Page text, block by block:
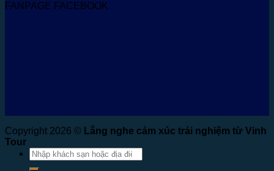
FANPAGE FACEBOOK
Copyright 2026 © Lắng nghe cảm xúc trải nghiệm từ Vinh
Tour
Tìm
kiếm: